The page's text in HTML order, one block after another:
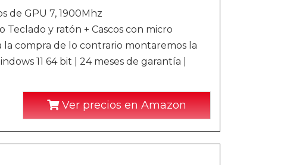
de GPU 7, 1900Mhz
Teclado y ratón + Cascos con micro
la compra de lo contrario montaremos la
11 64 bit | 24 meses de garantía |
Ver precios en Amazon